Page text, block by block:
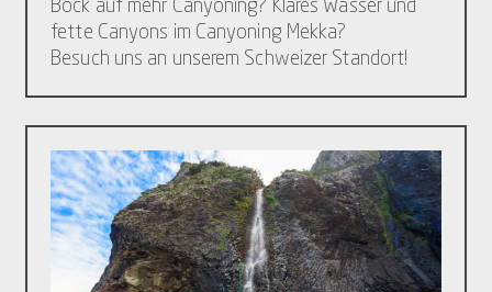
Bock auf mehr Canyoning? Klares Wasser und
fette Canyons im Canyoning Mekka?
Besuch uns an unserem Schweizer Standort!